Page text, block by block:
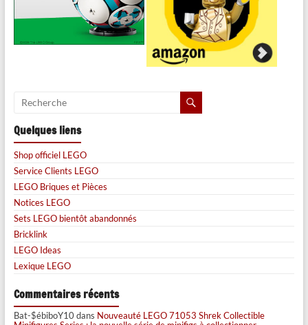
Quelques liens
Shop officiel LEGO
Service Clients LEGO
LEGO Briques et Pièces
Notices LEGO
Sets LEGO bientôt abandonnés
Bricklink
LEGO Ideas
Lexique LEGO
Commentaires récents
Bat-$ébiboY10dans Nouveauté LEGO 71053 Shrek Collectible